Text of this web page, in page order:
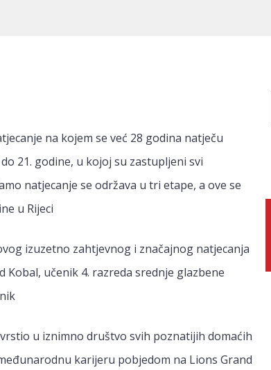
na kojem se već 28 godina natječu
21. godine, u kojoj su zastupljeni svi
natjecanje se održava u tri etape, a ove se
u Rijeci
izuzetno zahtjevnog i značajnog natjecanja
učenik 4. razreda srednje glazbene
u iznimno društvo svih poznatijih domaćih
karijeru pobjedom na Lions Grand